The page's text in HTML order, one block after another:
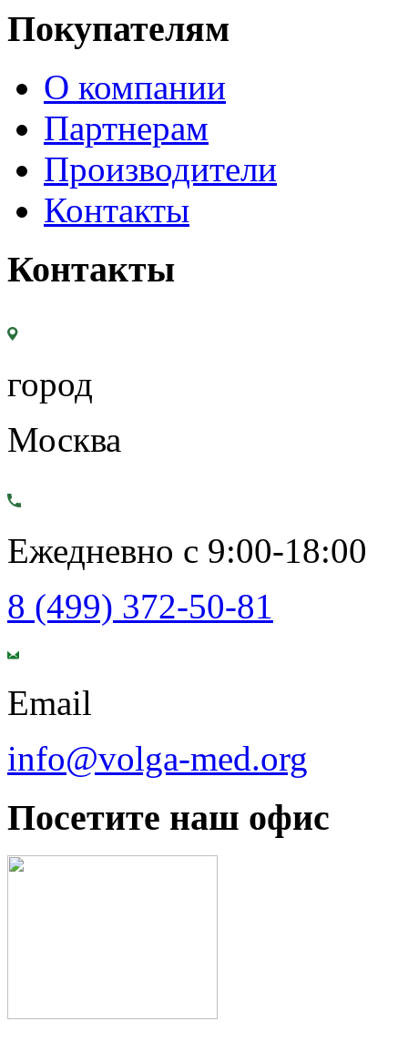
Покупателям
О компании
Партнерам
Производители
Контакты
Контакты
город
Москва
Ежедневно с 9:00-18:00
8 (499) 372-50-81
Email
info@volga-med.org
Посетите наш офис